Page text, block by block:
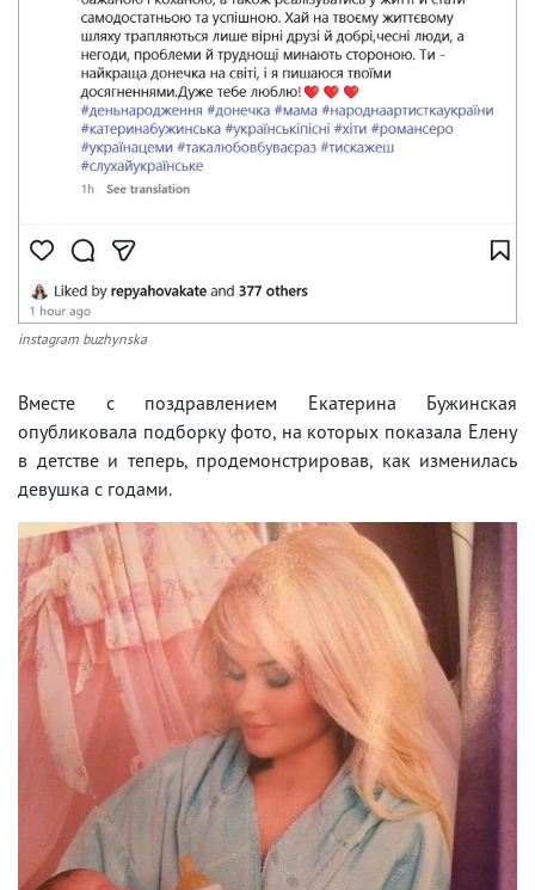
instagram buzhynska
Вместе с поздравлением Екатерина Бужинская
опубликовала подборку фото, на которых показала Елену
в детстве и теперь, продемонстрировав, как изменилась
девушка с годами.